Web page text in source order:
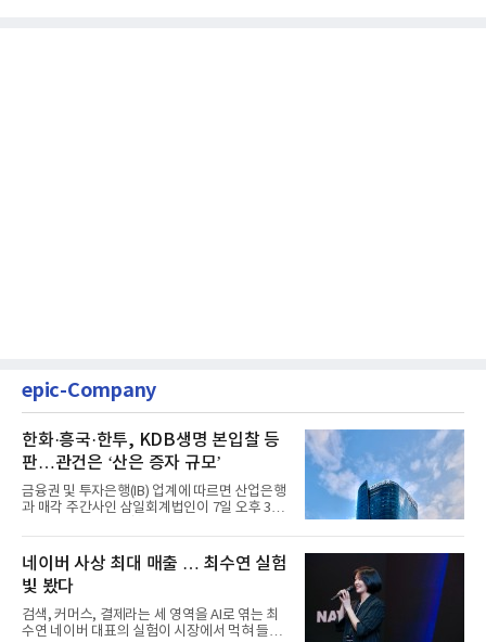
epic-Company
한화·흥국·한투, KDB생명 본입찰 등
판…관건은 ‘산은 증자 규모’
금융권 및 투자은행(IB) 업계에 따르면 산업은행
과 매각 주간사인 삼일회계법인이 7일 오후 3시
네이버 사상 최대 매출 … 최수연 실험
빛 봤다
검색, 커머스, 결제라는 세 영역을 AI로 엮는 최
수연 네이버 대표의 실험이 시장에서 먹혀 들어